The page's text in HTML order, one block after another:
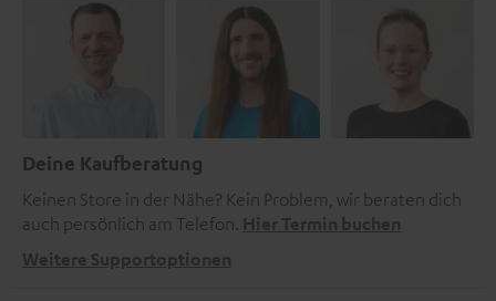
Deine Kaufberatung
Keinen Store in der Nähe? Kein Problem, wir beraten dich
auch persönlich am Telefon. Hier Termin buchen
Weitere Supportoptionen